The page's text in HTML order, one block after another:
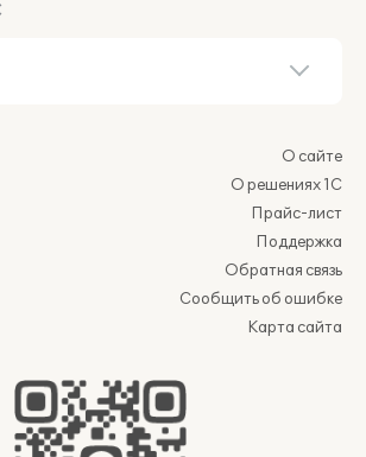
О сайте
О решениях 1С
Прайс-лист
Поддержка
Обратная связь
Сообщить об ошибке
Карта сайта